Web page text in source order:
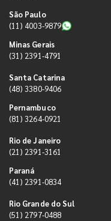
São Paulo
(11) 4003-9879
Minas Gerais
(31) 2391-4791
Santa Catarina
(48) 3380-9406
Pernambuco
(81) 3264-0921
Rio de Janeiro
(21) 2391-3161
Paraná
(41) 2391-0834
Rio Grande do Sul
(51) 2797-0488